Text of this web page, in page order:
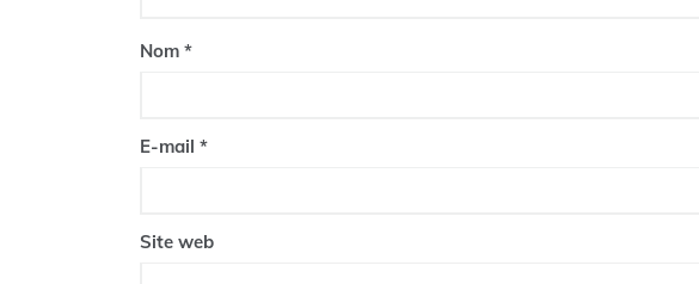
Nom *
E-mail *
Site web